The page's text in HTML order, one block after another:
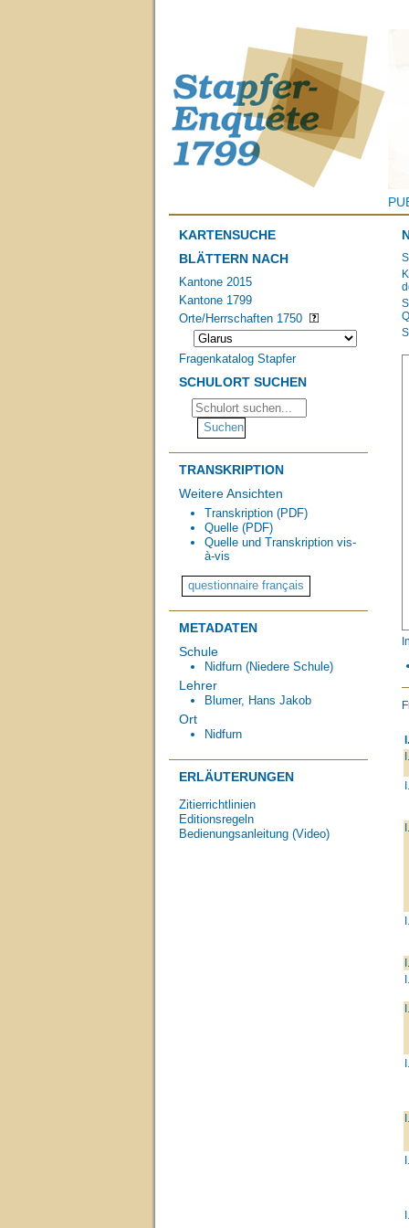
KARTENSUCHE
BLÄTTERN NACH
Kantone 2015
Kantone 1799
Orte/Herrschaften 1750
Fragenkatalog Stapfer
SCHULORT SUCHEN
TRANSKRIPTION
Weitere Ansichten
Transkription (PDF)
Quelle (PDF)
Quelle und Transkription vis-
à-vis
METADATEN
Schule
Nidfurn (Niedere Schule)
Lehrer
Blumer, Hans Jakob
Ort
Nidfurn
ERLÄUTERUNGEN
Zitierrichtlinien
Editionsregeln
Bedienungsanleitung (Video)